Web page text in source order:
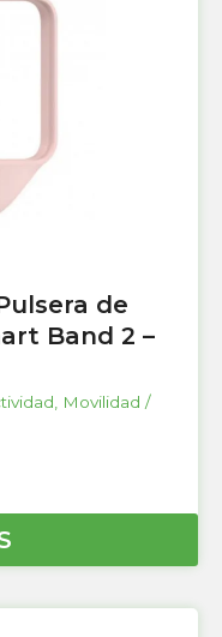
de
Band 2 –
, Movilidad /